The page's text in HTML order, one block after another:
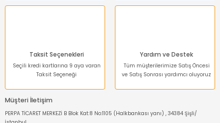
Taksit Seçenekleri
Seçili kredi kartlarına 9 aya varan
Taksit Seçeneği
Yardım ve Destek
Tüm müşterilerimize Satış Öncesi
ve Satış Sonrası yardımcı oluyoruz
Müşteri İletişim
PERPA TİCARET MERKEZİ B Blok Kat:8 No:1105 (Halkbankası yanı) , 34384 Şişli/